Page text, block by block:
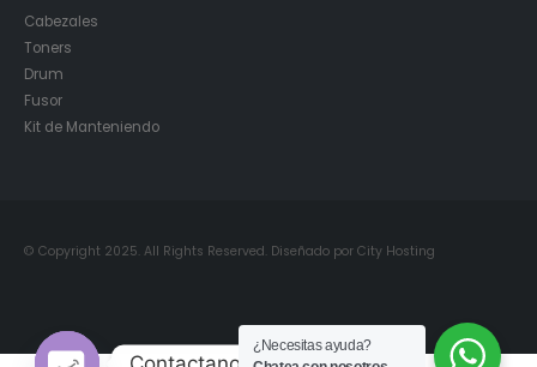
Cabezales
Toners
Drum
Fusor
Kit de Manteniendo
© Copyright 2025. All Rights Reserved. Diseñado por City Hosting
¿Necesitas ayuda?